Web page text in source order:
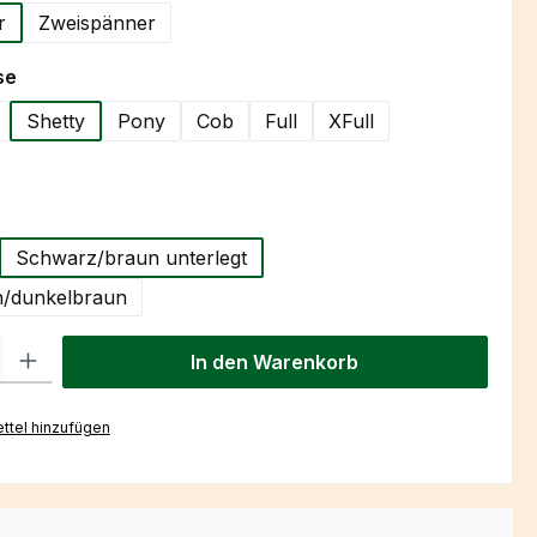
Zweispänner
auswählen
Shetty Pony Cob Full
XFull
Schwarz/braun unterlegt
dunkelbraun
Gib den gewünschten Wert ein oder benutze die Schaltflächen
In den Warenkorb
hinzufügen